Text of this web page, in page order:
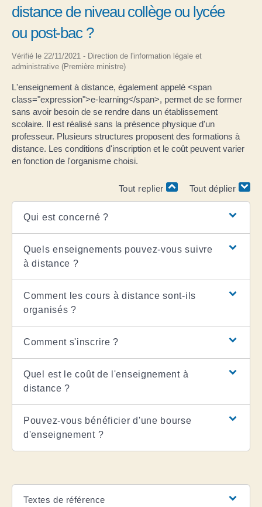
distance de niveau collège ou lycée
ou post-bac ?
Vérifié le 22/11/2021 - Direction de l'information légale et
administrative (Première ministre)
L'enseignement à distance, également appelé <span
class="expression">e-learning</span>, permet de se former
sans avoir besoin de se rendre dans un établissement
scolaire. Il est réalisé sans la présence physique d'un
professeur. Plusieurs structures proposent des formations à
distance. Les conditions d'inscription et le coût peuvent varier
en fonction de l'organisme choisi.
Tout replier Tout déplier
Qui est concerné ?
Quels enseignements pouvez-vous suivre
à distance ?
Comment les cours à distance sont-ils
organisés ?
Comment s'inscrire ?
Quel est le coût de l'enseignement à
distance ?
Pouvez-vous bénéficier d'une bourse
d'enseignement ?
Textes de référence